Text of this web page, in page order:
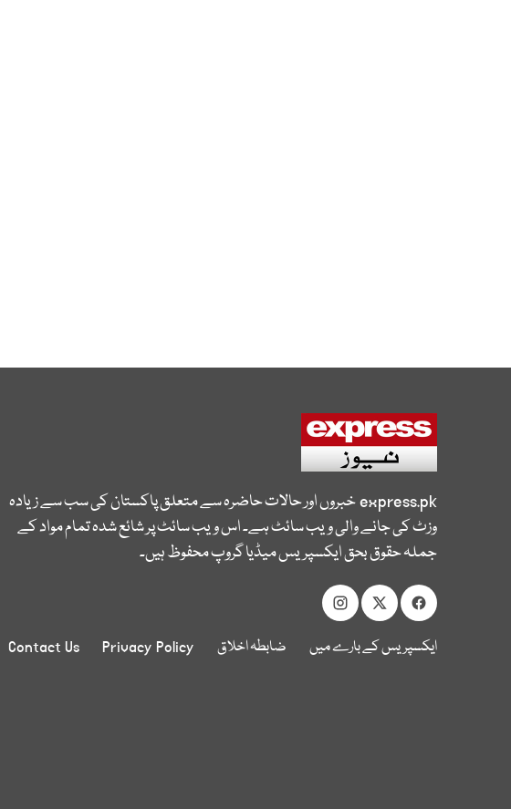
express.pkخبروں اور حالات حاضرہ سے متعلق پاکستان کی سب سے زیادہ
وزٹ کی جانے والی ویب سائٹ ہے۔ اس ویب سائٹ پر شائع شدہ تمام مواد کے
جملہ حقوق بحق ایکسپریس میڈیا گروپ محفوظ ہیں۔
ایکسپریس کے بارے میں ضابطہ اخلاق Privacy Policy
Contact Us